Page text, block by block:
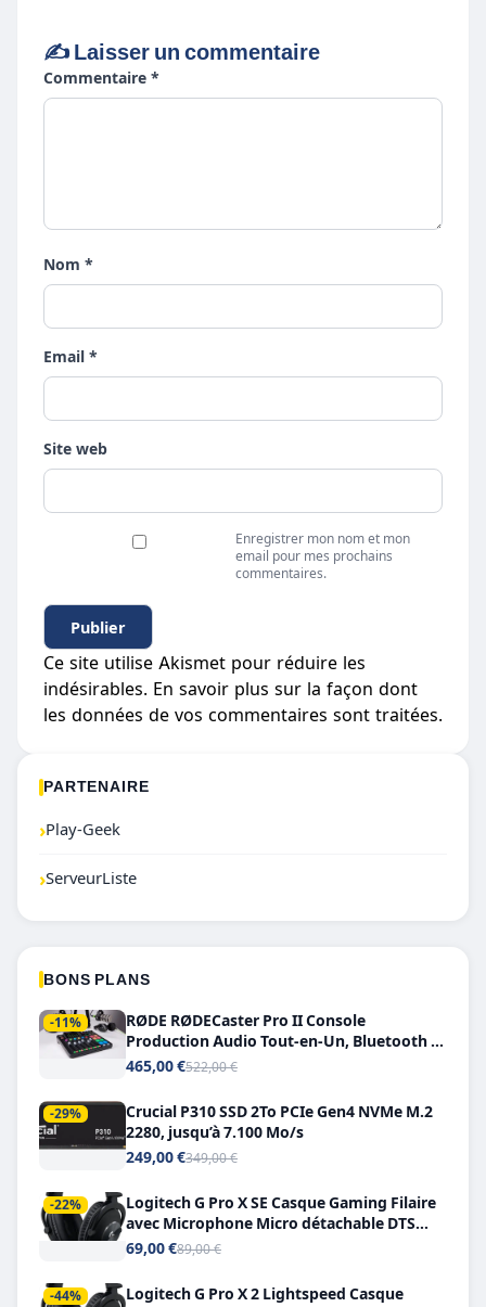
✍️ Laisser un commentaire
Commentaire *
Nom *
Email *
Site web
Enregistrer mon nom et mon
email pour mes prochains
commentaires.
Ce site utilise Akismet pour réduire les
indésirables. En savoir plus sur la façon dont
les données de vos commentaires sont traitées.
PARTENAIRE
›Play-Geek
›ServeurListe
BONS PLANS
-11%
RØDE RØDECaster Pro II Console
Production Audio Tout-en-Un, Bluetooth et
Double USB-C
465,00 €522,00 €
-29%
Crucial P310 SSD 2To PCIe Gen4 NVMe M.2
2280, jusqu’à 7.100 Mo/s
249,00 €349,00 €
-22%
Logitech G Pro X SE Casque Gaming Filaire
avec Microphone Micro détachable DTS
Headphone X 7.1
69,00 €89,00 €
-44%
Logitech G Pro X 2 Lightspeed Casque